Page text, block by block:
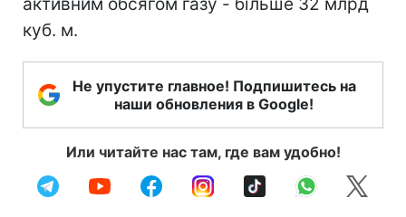
куб. м.
Не упустите главное! Подпишитесь на
наши обновления в Google!
Или читайте нас там, где вам удобно!